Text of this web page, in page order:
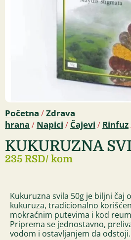
Početna /Zdrava
hrana / Napici / Čajevi / Rinfuz
KUKURUZNA
235 RSD/ kom
Kukuruzna svila 50g je biljni čaj
kukuruza, tradicionalno
mokraćnim putevima i kod
Priprema se jednostavno,
vodom i ostavljanjem da odstoji.